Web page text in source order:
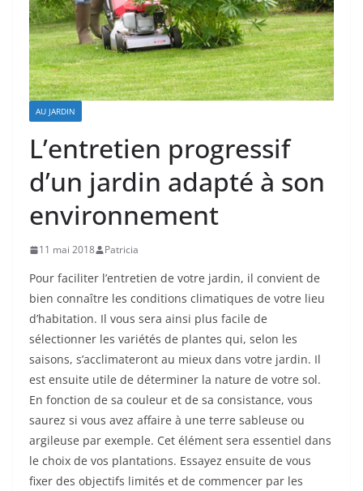
AU JARDIN
L’entretien progressif
d’un jardin adapté à son
environnement
11 mai 2018 Patricia
Pour faciliter l’entretien de votre jardin, il convient de
bien connaître les conditions climatiques de votre lieu
d’habitation. Il vous sera ainsi plus facile de
sélectionner les variétés de plantes qui, selon les
saisons, s’acclimateront au mieux dans votre jardin. Il
est ensuite utile de déterminer la nature de votre sol.
En fonction de sa couleur et de sa consistance, vous
saurez si vous avez affaire à une terre sableuse ou
argileuse par exemple. Cet élément sera essentiel dans
le choix de vos plantations. Essayez ensuite de vous
fixer des objectifs limités et de commencer par les